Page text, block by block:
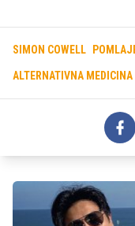
SIMON COWELL
ALTERNATIVNA MEDICINA